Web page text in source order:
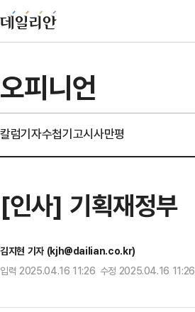
오피니언
칼럼기자수첩기고시사만평
[인사] 기획재정부
김지현 기자 (kjh@dailian.co.kr)
입력 2025.04.16 11:26 수정 2025.04.16 11:26